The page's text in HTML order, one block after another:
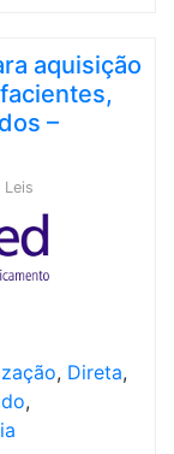
aquisição
–
Leis
, Direta,
,